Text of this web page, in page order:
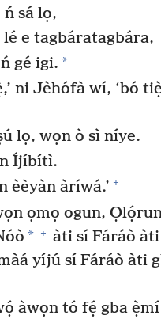
sá lọ,
e tagbáratagbára,
gé igi. *
ni Jèhófà wí, ‘bó
lọ, wọn ò sì níye.
Íjíbítì.
èèyàn àríwá.’ +
ọmọ ogun,
* + àti sí Fáráò
yíjú sí Fáráò àti
àwọn tó fẹ́ gba ẹ̀mí